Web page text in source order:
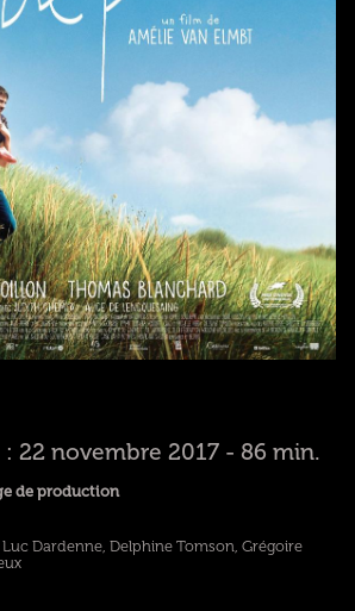
: 22 novembre 2017 - 86 min.
de production
Dardenne, Delphine Tomson, Grégoire